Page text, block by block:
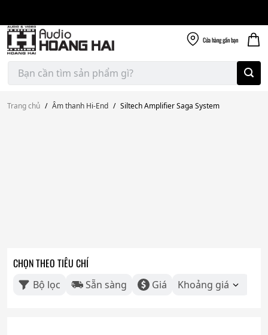
content
Cửa hànggần bạn
Tìm
kiếm:
Trang chủ / Âm thanh Hi-End / Siltech Amplifier Saga System
CHỌN THEO TIÊU CHÍ
Bộ lọc Sẵn sàng Giá Khoảng giá